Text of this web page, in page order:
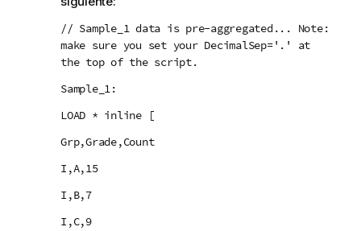
// Sample_1 data is pre-aggregated... Note:
make sure you set your DecimalSep='.' at
the top of the script.
Sample_1:
LOAD * inline [
Grp,Grade,Count
I,A,15
I,B,7
I,C,9